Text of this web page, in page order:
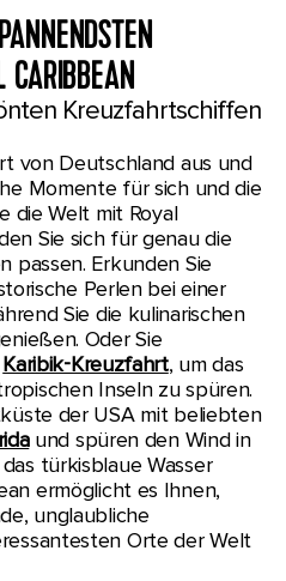
CARIBBEAN
Kreuzfahrtschiffen
von Deutschland aus und
Momente für sich und die
die Welt mit Royal
Sie sich für genau die
passen. Erkunden Sie
Perlen bei einer
Sie die kulinarischen
Oder Sie
Karibik-Kreuzfahrt, um das
Inseln zu spüren.
der USA mit beliebten
und spüren den Wind in
türkisblaue Wasser
ermöglicht es Ihnen,
unglaubliche
Orte der Welt